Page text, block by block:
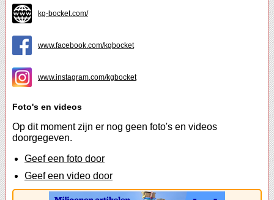
kg-bocket.com/
www.facebook.com/kgbocket
www.instagram.com/kgbocket
Foto's en videos
Op dit moment zijn er nog geen foto's en videos
doorgegeven.
Geef een foto door
Geef een video door